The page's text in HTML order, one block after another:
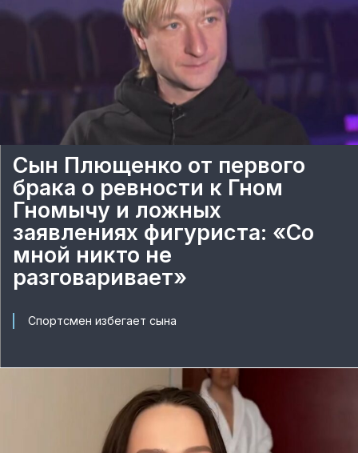
Сын Плющенко от первого
брака о ревности к Гном
Гномычу и ложных
заявлениях фигуриста: «Со
мной никто не
разговаривает»
Спортсмен избегает сына